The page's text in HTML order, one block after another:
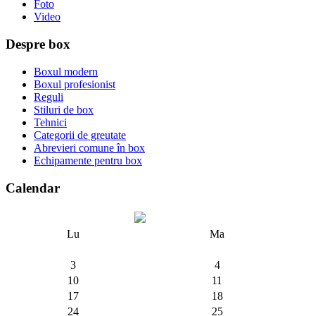
Foto
Video
Despre box
Boxul modern
Boxul profesionist
Reguli
Stiluri de box
Tehnici
Categorii de greutate
Abrevieri comune în box
Echipamente pentru box
Calendar
Lu
Ma
3 4
10
11
17
18
24
25